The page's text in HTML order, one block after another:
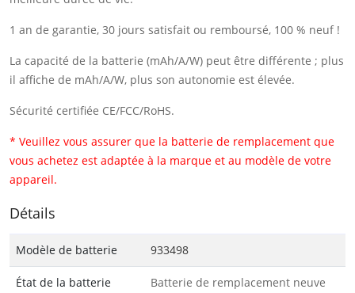
1 an de garantie, 30 jours satisfait ou remboursé, 100 % neuf !
La capacité de la batterie (mAh/A/W) peut être différente ; plus
il affiche de mAh/A/W, plus son autonomie est élevée.
Sécurité certifiée CE/FCC/RoHS.
* Veuillez vous assurer que la batterie de remplacement que
vous achetez est adaptée à la marque et au modèle de votre
appareil.
Détails
Modèle de batterie 933498
État de la batterie Batterie de remplacement neuve